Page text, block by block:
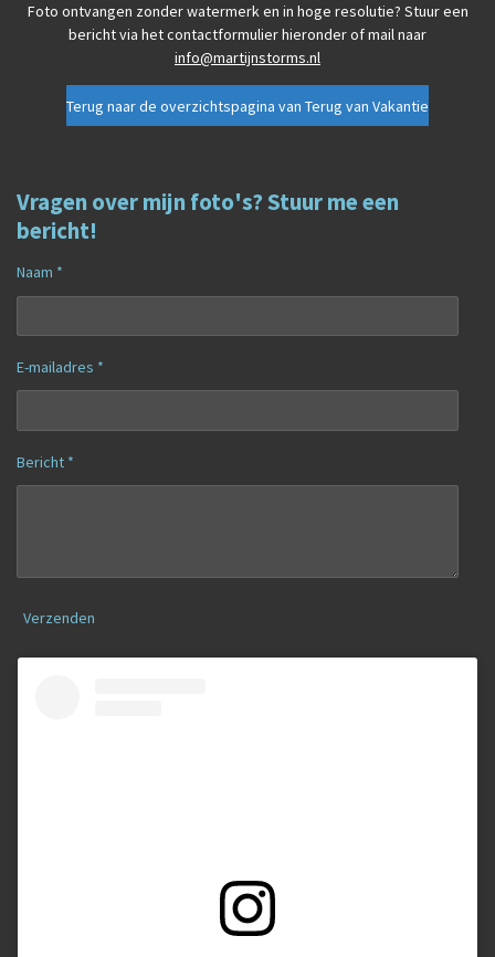
Foto ontvangen zonder watermerk en in hoge resolutie? Stuur een
bericht via het contactformulier hieronder of mail naar
info@martijnstorms.nl
Terug naar de overzichtspagina van Terug van Vakantie
Vragen over mijn foto's? Stuur me een
bericht!
Naam *
E-mailadres *
Bericht *
Verzenden